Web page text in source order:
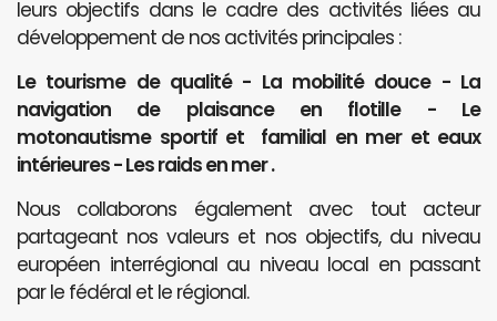
leurs objectifs dans le cadre des activités liées au
développement de nos activités principales :
Le tourisme de qualité - La mobilité douce - La
navigation de plaisance en flotille - Le
motonautisme sportif et familial en mer et eaux
intérieures - Les raids en mer .
Nous collaborons également avec tout acteur
partageant nos valeurs et nos objectifs, du niveau
européen interrégional au niveau local en passant
par le fédéral et le régional.